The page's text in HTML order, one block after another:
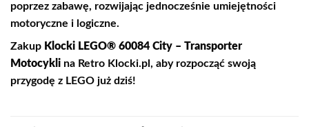
poprzez zabawę, rozwijając jednocześnie umiejętności
motoryczne i logiczne.
Zakup Klocki LEGO® 60084 City – Transporter
Motocykli na Retro Klocki.pl, aby rozpocząć swoją
przygodę z LEGO już dziś!